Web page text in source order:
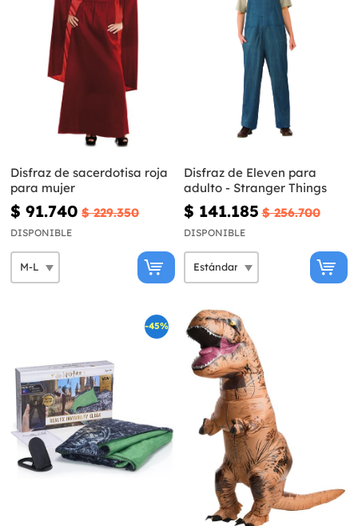
Disfraz de sacerdotisa roja
para mujer
$ 91.740 $ 229.350
DISPONIBLE
Disfraz de Eleven para
adulto - Stranger Things
$ 141.185 $ 256.700
DISPONIBLE
-45%